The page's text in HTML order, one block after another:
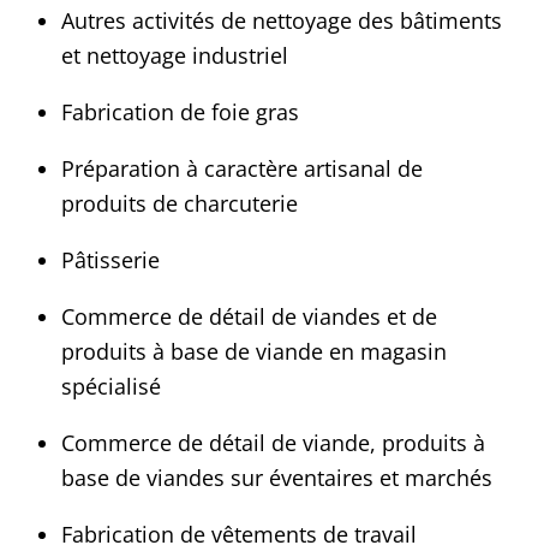
Autres activités de nettoyage des bâtiments
et nettoyage industriel
Fabrication de foie gras
Préparation à caractère artisanal de
produits de charcuterie
Pâtisserie
Commerce de détail de viandes et de
produits à base de viande en magasin
spécialisé
Commerce de détail de viande, produits à
base de viandes sur éventaires et marchés
Fabrication de vêtements de travail